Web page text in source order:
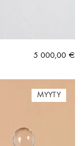
5 000,00 €
MYYTY